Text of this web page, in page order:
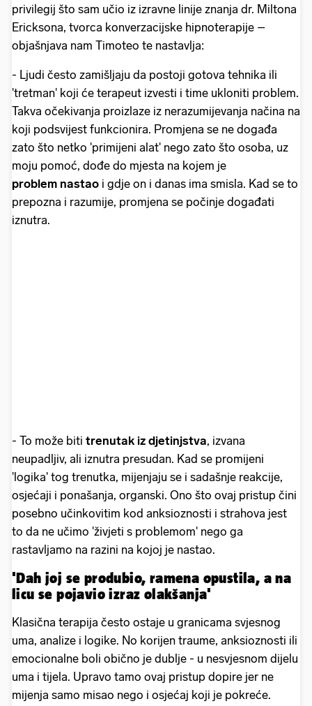
privilegij što sam učio iz izravne linije znanja dr. Miltona
Ericksona, tvorca konverzacijske hipnoterapije –
objašnjava nam Timoteo te nastavlja:
- Ljudi često zamišljaju da postoji gotova tehnika ili
'tretman' koji će terapeut izvesti i time ukloniti problem.
Takva očekivanja proizlaze iz nerazumijevanja načina na
koji podsvijest funkcionira. Promjena se ne događa
zato što netko 'primijeni alat' nego zato što osoba, uz
moju pomoć, dođe do mjesta na kojem je
problem nastao i gdje on i danas ima smisla. Kad se to
prepozna i razumije, promjena se počinje događati
iznutra.
- To može biti trenutak iz djetinjstva, izvana
neupadljiv, ali iznutra presudan. Kad se promijeni
'logika' tog trenutka, mijenjaju se i sadašnje reakcije,
osjećaji i ponašanja, organski. Ono što ovaj pristup čini
posebno učinkovitim kod anksioznosti i strahova jest
to da ne učimo 'živjeti s problemom' nego ga
rastavljamo na razini na kojoj je nastao.
'Dah joj se produbio, ramena opustila, a na
licu se pojavio izraz olakšanja'
Klasična terapija često ostaje u granicama svjesnog
uma, analize i logike. No korijen traume, anksioznosti ili
emocionalne boli obično je dublje - u nesvjesnom dijelu
uma i tijela. Upravo tamo ovaj pristup dopire jer ne
mijenja samo misao nego i osjećaj koji je pokreće.